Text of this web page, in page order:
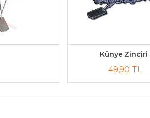
Künye Zinciri
49,90 TL